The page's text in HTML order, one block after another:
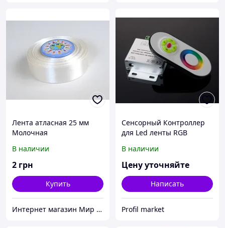
Лента атласная 25 мм
Молочная
В наличии
2 грн
Купить
Интернет магазин Мир стендов. Товары из Украины
Cенсорный Контроллер
для Led ленты RGB
В наличии
Цену уточняйте
Написать
Profil market